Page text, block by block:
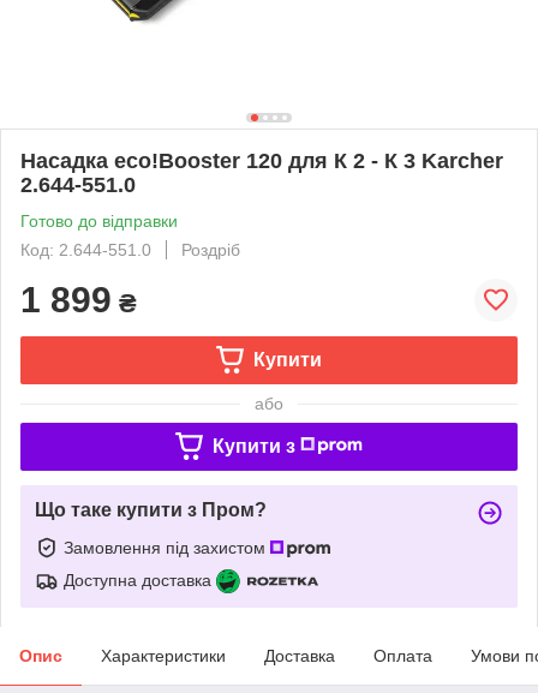
Насадка eco!Booster 120 для К 2 - К 3 Karcher
2.644-551.0
Готово до відправки
Код: 2.644-551.0
Роздріб
1 899 ₴
Купити
або
Купити з
Що таке купити з Пром?
Замовлення під захистом
Доступна доставка
Опис Характеристики Доставка Оплата Умови